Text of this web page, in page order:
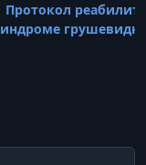
Протокол